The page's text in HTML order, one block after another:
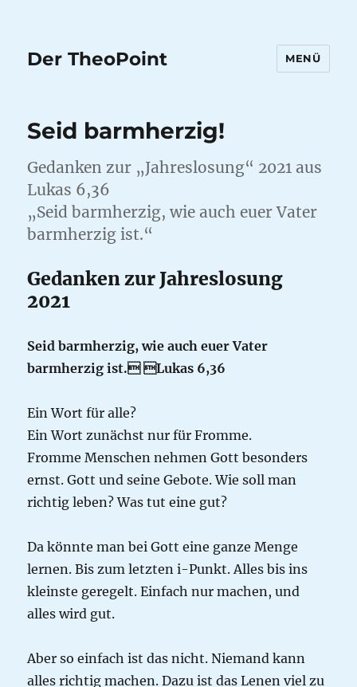
Der TheoPoint MENÜ
Seid barmherzig!
Gedanken zur „Jahreslosung“ 2021 aus
Lukas 6,36
„Seid barmherzig, wie auch euer Vater
barmherzig ist.“
Gedanken zur Jahreslosung
2021
Seid barmherzig, wie auch euer Vater
barmherzig ist. Lukas 6,36
Ein Wort für alle?
Ein Wort zunächst nur für Fromme.
Fromme Menschen nehmen Gott besonders
ernst. Gott und seine Gebote. Wie soll man
richtig leben? Was tut eine gut?
Da könnte man bei Gott eine ganze Menge
lernen. Bis zum letzten i-Punkt. Alles bis ins
kleinste geregelt. Einfach nur machen, und
alles wird gut.
Aber so einfach ist das nicht. Niemand kann
alles richtig machen. Dazu ist das Lenen viel zu